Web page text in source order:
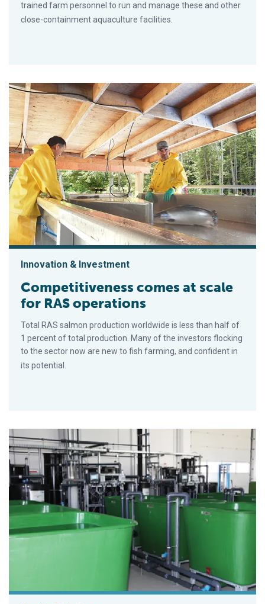
trained farm personnel to run and manage these and other
close-containment aquaculture facilities.
Innovation & Investment
Competitiveness comes at scale
for RAS operations
Total RAS salmon production worldwide is less than half of
1 percent of total production. Many of the investors flocking
to the sector now are new to fish farming, and confident in
its potential.